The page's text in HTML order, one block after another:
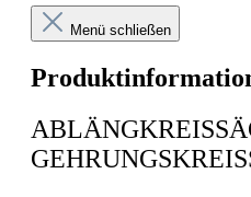
Menü schließen